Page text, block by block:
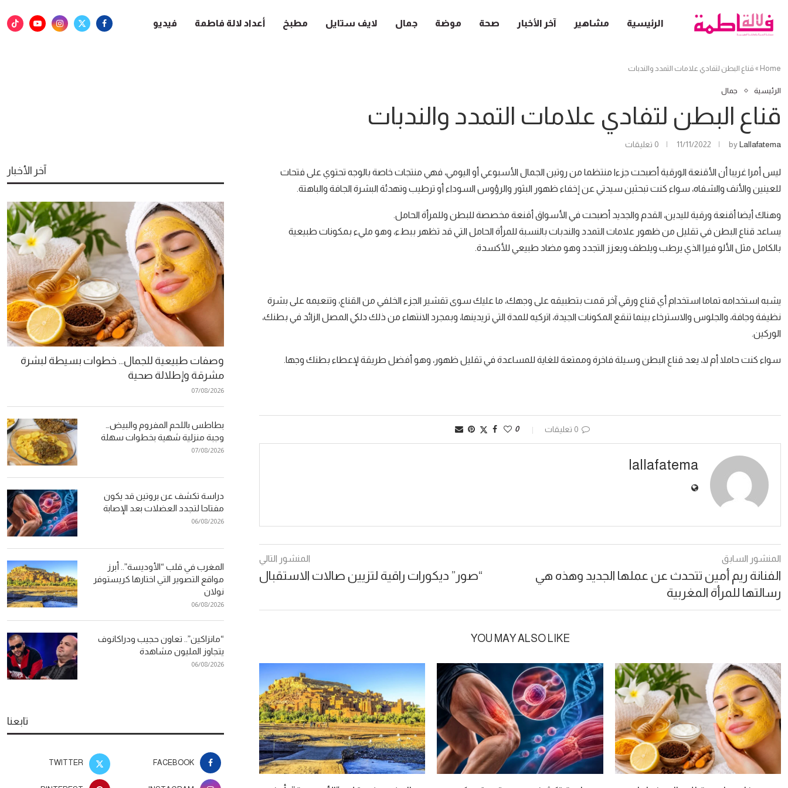
الرئيسية مشاهير آخر الأخبار صحة موضة جمال لايف ستايل مطبخ أعداد لالة فاطمة فيديو
Home
» قناع البطن لتفادي علامات التمدد والندبات
الرئيسية جمال
قناع البطن لتفادي علامات التمدد والندبات
byLallafatema
11/11/2022 0 تعليقات
ليس أمرا غريبا أن الأقنعة الورقية أصبحت جزءا منتظما من روتين الجمال الأسبوعي أو اليومي، فهي منتجات خاصة بالوجه تحتوي على فتحات
للعينين والأنف والشفاه، سواء كنت تبحثين سيدتي عن إخفاء ظهور البثور والرؤوس السوداء أو ترطيب وتهدئة البشرة الجافة والباهتة.
وهناك أيضا أقنعة ورقية لليدين، القدم والجديد أصبحت في الأسواق أقنعة مخصصة للبطن وللمرأة الحامل.
يساعد قناع البطن في تقليل من ظهور علامات التمدد والندبات بالنسبة للمرأة الحامل التي قد تظهر ببطء، وهو مليء بمكونات طبيعية
بالكامل مثل الألو فيرا الذي يرطب ويلطف ويعزز التجدد وهو مضاد طبيعي للأكسدة.
يشبه استخدامه تماما استخدام أي قناع ورقي آخر قمت بتطبيقه على وجهك، ما عليك سوى تقشير الجزء الخلفي من القناع، وتنعيمه على بشرة
نظيفة وجافة، والجلوس والاسترخاء بينما تنقع المكونات الجيدة، اتركيه للمدة التي تريدينها، وبمجرد الانتهاء من ذلك دلكي المصل الزائد في بطنك،
الوركين.
سواء كنت حاملا أم لا، يعد قناع البطن وسيلة فاخرة وممتعة للغاية للمساعدة في تقليل ظهور، وهو أفضل طريقة لإعطاء بطنك وجها.
0 تعليقات 0
lallafatema
المنشور السابق
الفنانة ريم أمين تتحدث عن عملها الجديد وهذه هي
رسالتها للمرأة المغربية
المنشور التالي
“صور” ديكورات راقية لتزيين صالات الاستقبال
YOU MAY ALSO LIKE
آخر الأخبار
وصفات طبيعية للجمال… خطوات بسيطة لبشرة
مشرقة وإطلالة صحية
07/08/2026
بطاطس باللحم المفروم والبيض…
وجبة منزلية شهية بخطوات سهلة
07/08/2026
دراسة تكشف عن بروتين قد يكون
مفتاحا لتجدد العضلات بعد الإصابة
06/08/2026
المغرب في قلب “الأوديسة”.. أبرز
مواقع التصوير التي اختارها كريستوفر
نولان
06/08/2026
“مانزاكين”.. تعاون حجيب ودراكانوف
يتجاوز المليون مشاهدة
06/08/2026
تابعنا
FACEBOOK
TWITTER